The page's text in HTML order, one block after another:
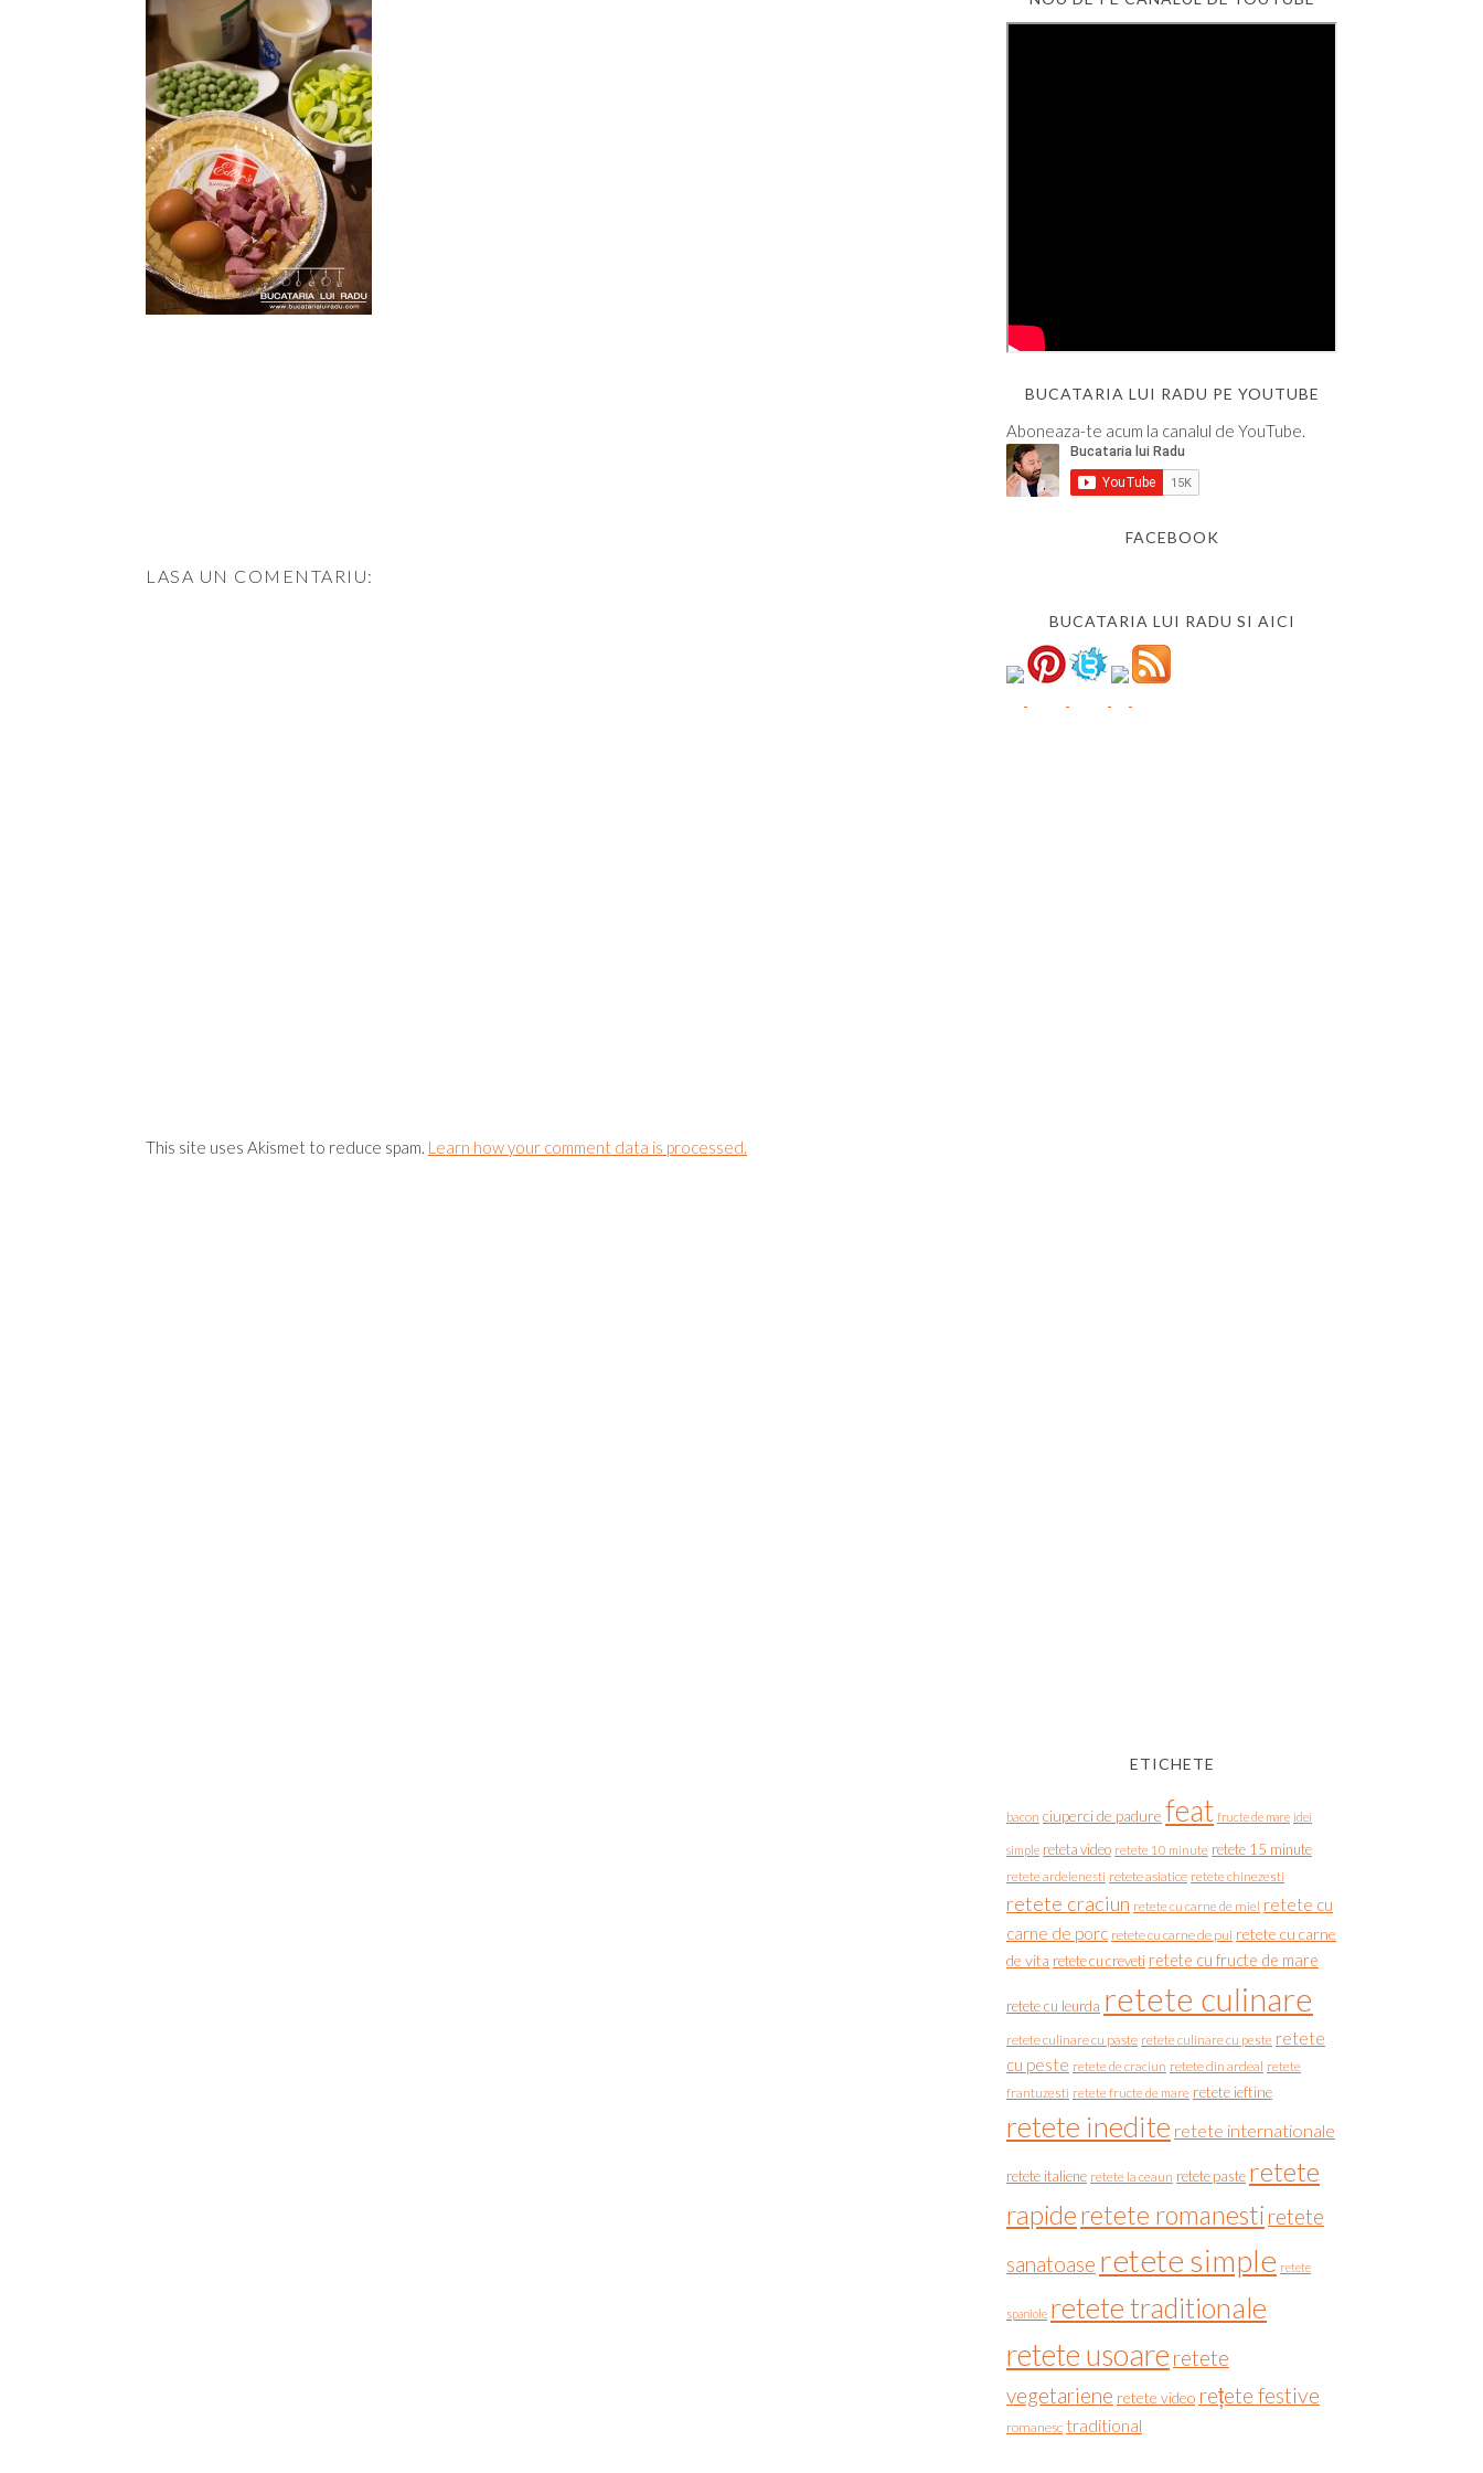
LASA UN COMENTARIU:
This site uses Akismet to reduce spam. Learn how your comment data is processed.
BUCATARIA LUI RADU PE YOUTUBE
Aboneaza-te acum la canalul de YouTube.
FACEBOOK
BUCATARIA LUI RADU SI AICI
ETICHETE
bacon ciuperci de padure feat fructe de mare idei
simple reteta video retete 10 minute retete 15 minute
retete ardelenesti retete asiatice retete chinezesti
retete craciun retete cu carne de miel retete cu
carne de porc retete cu carne de pui retete cu carne
de vita retete cu creveti retete cu fructe de mare
retete cu leurda retete culinare
retete culinare cu paste retete culinare cu peste retete
cu peste retete de craciun retete din ardeal retete
frantuzesti retete fructe de mare retete ieftine
retete inedite retete internationale
retete italiene retete la ceaun retete paste retete
rapideretete romanesti retete
sanatoase retete simple retete
spaniole retete traditionale
retete usoare retete
vegetariene retete video rețete festive
romanesc traditional